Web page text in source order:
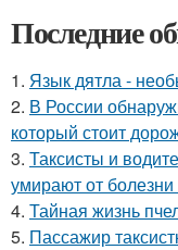
Последние
1. Язык дятла -
2. В России
который стоит
3. Таксисты и
умирают от
4. Тайная жизнь
5. Пассажир